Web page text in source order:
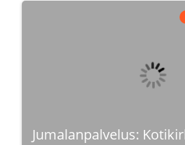
Jumalanpalvelus: